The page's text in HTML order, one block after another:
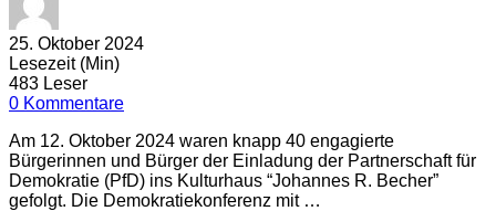
25. Oktober 2024
Lesezeit (Min)
483 Leser
0 Kommentare
Am 12. Oktober 2024 waren knapp 40 engagierte
Bürgerinnen und Bürger der Einladung der Partnerschaft für
Demokratie (PfD) ins Kulturhaus “Johannes R. Becher”
gefolgt. Die Demokratiekonferenz mit …